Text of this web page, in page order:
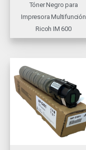
Tóner Negro para
Impresora Multifunción
Ricoh IM 600